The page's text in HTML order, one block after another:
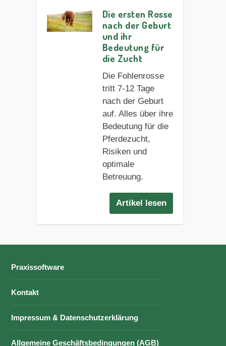
Die ersten Rosse
nach der Geburt
und ihr
Bedeutung für
die Zucht
Die Fohlenrosse
tritt 7-12 Tage
nach der Geburt
auf. Alles über ihre
Bedeutung für die
Pferdezucht,
Risiken und
optimale
Betreuung.
Artikel lesen
Praxissoftware
Kontakt
Impressum & Datenschutzerklärung
Allgemeine Geschäftsbedingungen (AGB)